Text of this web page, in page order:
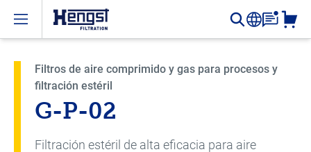
Open menu
Filtros de aire comprimido y gas para procesos y
filtración estéril
G-P-02
Filtración estéril de alta eficacia para aire